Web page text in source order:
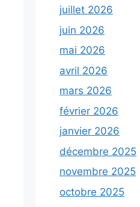
juillet 2026
juin 2026
mai 2026
avril 2026
mars 2026
février 2026
janvier 2026
décembre 2025
novembre 2025
octobre 2025